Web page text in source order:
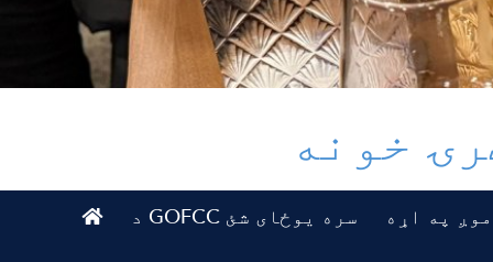
خونه
د GOFCC سره یوځای شئ په اړه